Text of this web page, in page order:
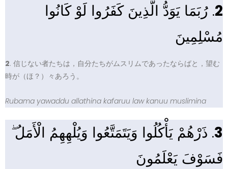
2. رُبَمَا يَوَدُّ الَّذِينَ كَفَرُوا لَوْ كَانُوا
مُسْلِمِينَ
2. 信じない者たちは，自分たちがムスリムであったならばと，望む
時が（ほ？）々あろう。
Rubama yawaddu allathina kafaruu law kanuu muslimina
3. ذَرْهُمْ يَأْكُلُوا وَيَتَمَتَّعُوا وَيُلْهِهِمُ الْأَمَلُ ۖ
فَسَوْفَ يَعْلَمُونَ